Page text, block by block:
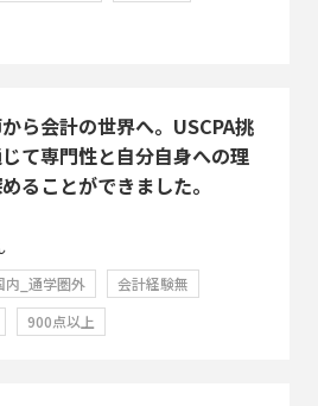
ら会計の世界へ。USCPA挑
て専門性と自分自身への理
ることができました。
内_通学圏外
会計経験無
900点以上